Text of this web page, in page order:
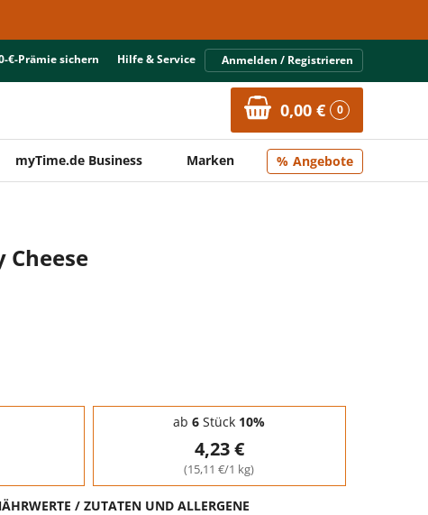
€-Prämie sichern Hilfe & Service Anmelden / Registrieren
0,00 € 0
myTime.de Business Marken Angebote
Cheese
ab 6 Stück 10%
4,23 €
(15,11 €/1 kg)
/ ZUTATEN UND ALLERGENE